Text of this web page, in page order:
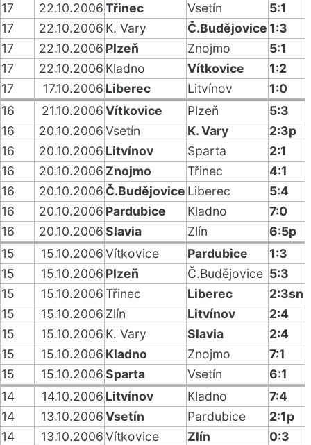
17
22.10.2006Třinec Vsetín
5:1
17
22.10.2006 K. Vary Č.Budějovice 1:3
17
22.10.2006 Plzeň Znojmo
5:1
17
22.10.2006 Kladno Vítkovice
1:2
17
17.10.2006 Liberec Litvínov
1:0
16
21.10.2006Vítkovice Plzeň
5:3
16
20.10.2006Vsetín K. Vary
2:3p
16
20.10.2006 Litvínov Sparta
2:1
16
20.10.2006 Znojmo Třinec
4:1
16
20.10.2006 Č.Budějovice Liberec
5:4
16
20.10.2006 Pardubice Kladno
7:0
16
20.10.2006Slavia Zlín
6:5p
15
15.10.2006Vítkovice Pardubice
1:3
15
15.10.2006 Plzeň Č.Budějovice 5:3
15
15.10.2006Třinec Liberec
2:3sn
15
15.10.2006 Zlín Litvínov
2:4
15
15.10.2006 K. Vary Slavia
2:4
15
15.10.2006 Kladno Znojmo
7:1
15
15.10.2006Sparta Vsetín
6:1
14
14.10.2006 Litvínov Kladno
7:4
14
13.10.2006Vsetín Pardubice
2:1p
14
13.10.2006Vítkovice Zlín
0:3